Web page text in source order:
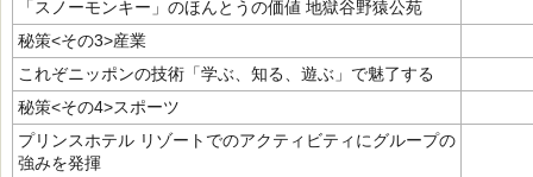
「スノーモンキー」のほんとうの価値 地獄谷野猿公苑
秘策<その3>産業
これぞニッポンの技術「学ぶ、知る、遊ぶ」で魅了する
秘策<その4>スポーツ
プリンスホテル リゾートでのアクティビティにグループの
強みを発揮